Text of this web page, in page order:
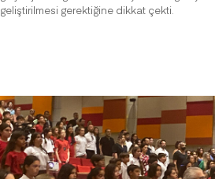
geliştirilmesi gerektiğine dikkat çekti.